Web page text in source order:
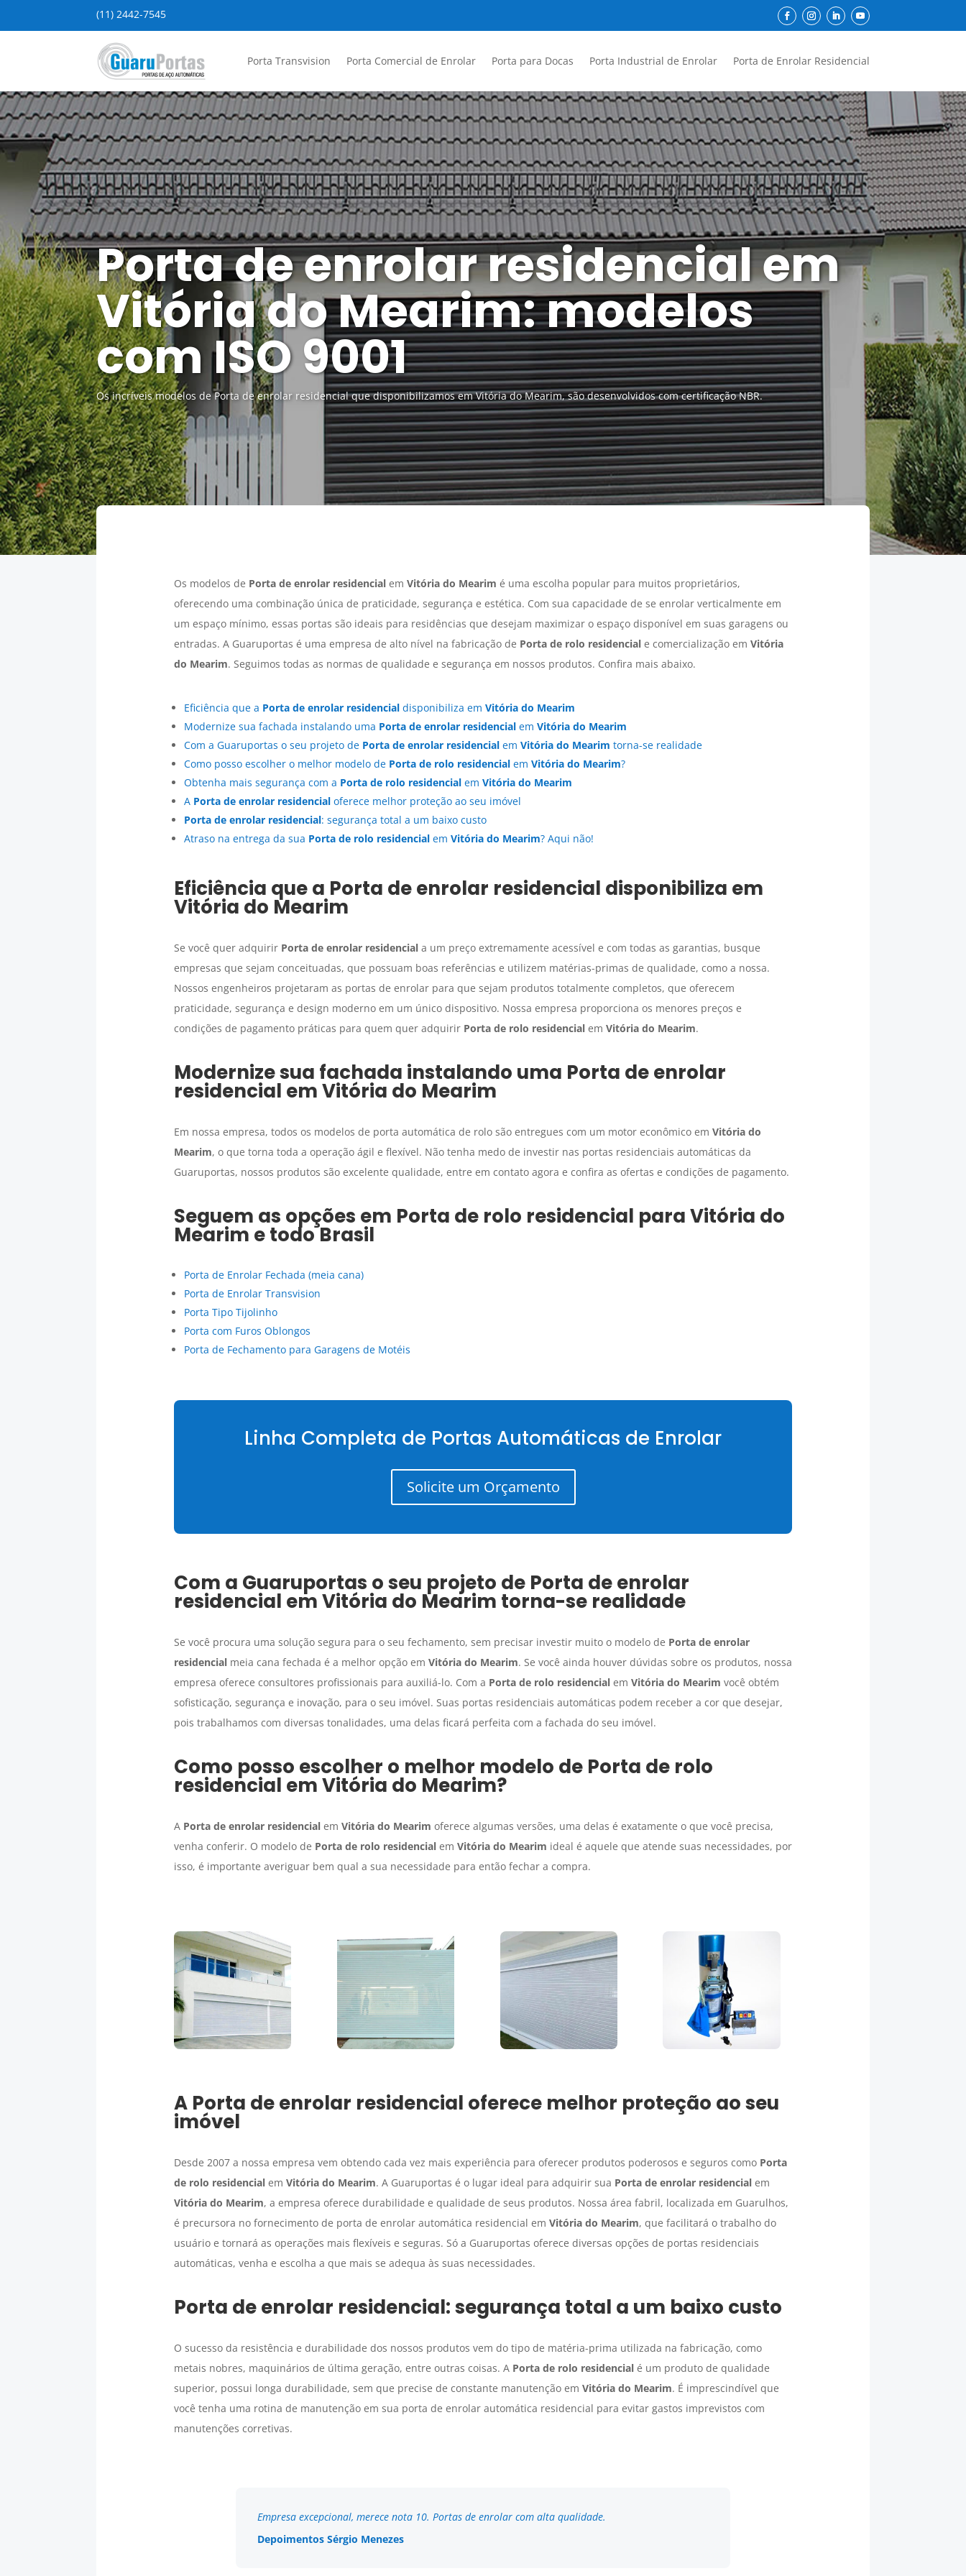
(11) 2442-7545
Porta Transvision Porta Comercial de Enrolar Porta para Docas Porta Industrial de Enrolar Porta de Enrolar Residencial
Porta de enrolar residencial em
Vitória do Mearim: modelos
com ISO 9001
Os incríveis modelos de Porta de enrolar residencial que disponibilizamos em Vitória do Mearim, são desenvolvidos com certificação NBR.
Os modelos de Porta de enrolar residencialem Vitória do Mearim é uma escolha popular para muitos proprietários,
oferecendo uma combinação única de praticidade, segurança e estética. Com sua capacidade de se enrolar verticalmente em
um espaço mínimo, essas portas são ideais para residências que desejam maximizar o espaço disponível em suas garagens ou
entradas. A Guaruportas é uma empresa de alto nível na fabricação de Porta de rolo residenciale comercialização em Vitória
do Mearim. Seguimos todas as normas de qualidade e segurança em nossos produtos. Confira mais abaixo.
Eficiência que a Porta de enrolar residencialdisponibiliza em Vitória do Mearim
Modernize sua fachada instalando uma Porta de enrolar residencialem Vitória do Mearim
Com a Guaruportas o seu projeto de Porta de enrolar residencialem Vitória do Mearim torna-se realidade
Como posso escolher o melhor modelo de Porta de rolo residencialem Vitória do Mearim?
Obtenha mais segurança com a Porta de rolo residencialem Vitória do Mearim
A Porta de enrolar residencialoferece melhor proteção ao seu imóvel
Porta de enrolar residencial: segurança total a um baixo custo
Atraso na entrega da sua Porta de rolo residencialem Vitória do Mearim? Aqui não!
Eficiência que a Porta de enrolar residencial disponibiliza em
Vitória do Mearim
Se você quer adquirir Porta de enrolar residenciala um preço extremamente acessível e com todas as garantias, busque
empresas que sejam conceituadas, que possuam boas referências e utilizem matérias-primas de qualidade, como a nossa.
Nossos engenheiros projetaram as portas de enrolar para que sejam produtos totalmente completos, que oferecem
praticidade, segurança e design moderno em um único dispositivo. Nossa empresa proporciona os menores preços e
condições de pagamento práticas para quem quer adquirir Porta de rolo residencialem Vitória do Mearim.
Modernize sua fachada instalando uma Porta de enrolar
residencial emVitória do Mearim
Em nossa empresa, todos os modelos de porta automática de rolo são entregues com um motor econômico em Vitória do
Mearim, o que torna toda a operação ágil e flexível. Não tenha medo de investir nas portas residenciais automáticas da
Guaruportas, nossos produtos são excelente qualidade, entre em contato agora e confira as ofertas e condições de pagamento.
Seguem as opções em Porta de rolo residencial paraVitória do
Mearim e todo Brasil
Porta de Enrolar Fechada (meia cana)
Porta de Enrolar Transvision
Porta Tipo Tijolinho
Porta com Furos Oblongos
Porta de Fechamento para Garagens de Motéis
Linha Completa de Portas Automáticas de Enrolar
Solicite um Orçamento
Com a Guaruportas o seu projeto de Porta de enrolar
residencial emVitória do Mearim torna-se realidade
Se você procura uma solução segura para o seu fechamento, sem precisar investir muito o modelo de Porta de enrolar
residencialmeia cana fechada é a melhor opção em Vitória do Mearim. Se você ainda houver dúvidas sobre os produtos, nossa
empresa oferece consultores profissionais para auxiliá-lo. Com a Porta de rolo residencialem Vitória do Mearim você obtém
sofisticação, segurança e inovação, para o seu imóvel. Suas portas residenciais automáticas podem receber a cor que desejar,
pois trabalhamos com diversas tonalidades, uma delas ficará perfeita com a fachada do seu imóvel.
Como posso escolher o melhor modelo de Porta de rolo
residencial emVitória do Mearim?
A Porta de enrolar residencialem Vitória do Mearim oferece algumas versões, uma delas é exatamente o que você precisa,
venha conferir. O modelo de Porta de rolo residencialem Vitória do Mearim ideal é aquele que atende suas necessidades, por
isso, é importante averiguar bem qual a sua necessidade para então fechar a compra.
A Porta de enrolar residencial oferece melhor proteção ao seu
imóvel
Desde 2007 a nossa empresa vem obtendo cada vez mais experiência para oferecer produtos poderosos e seguros como Porta
de rolo residencialem Vitória do Mearim. A Guaruportas é o lugar ideal para adquirir sua Porta de enrolar residencialem
Vitória do Mearim, a empresa oferece durabilidade e qualidade de seus produtos. Nossa área fabril, localizada em Guarulhos,
é precursora no fornecimento de porta de enrolar automática residencial em Vitória do Mearim, que facilitará o trabalho do
usuário e tornará as operações mais flexíveis e seguras. Só a Guaruportas oferece diversas opções de portas residenciais
automáticas, venha e escolha a que mais se adequa às suas necessidades.
Porta de enrolar residencial: segurança total a um baixo custo
O sucesso da resistência e durabilidade dos nossos produtos vem do tipo de matéria-prima utilizada na fabricação, como
metais nobres, maquinários de última geração, entre outras coisas. A Porta de rolo residencialé um produto de qualidade
superior, possui longa durabilidade, sem que precise de constante manutenção em Vitória do Mearim. É imprescindível que
você tenha uma rotina de manutenção em sua porta de enrolar automática residencial para evitar gastos imprevistos com
manutenções corretivas.
Empresa excepcional, merece nota 10. Portas de enrolar com alta qualidade.
Depoimentos Sérgio Menezes